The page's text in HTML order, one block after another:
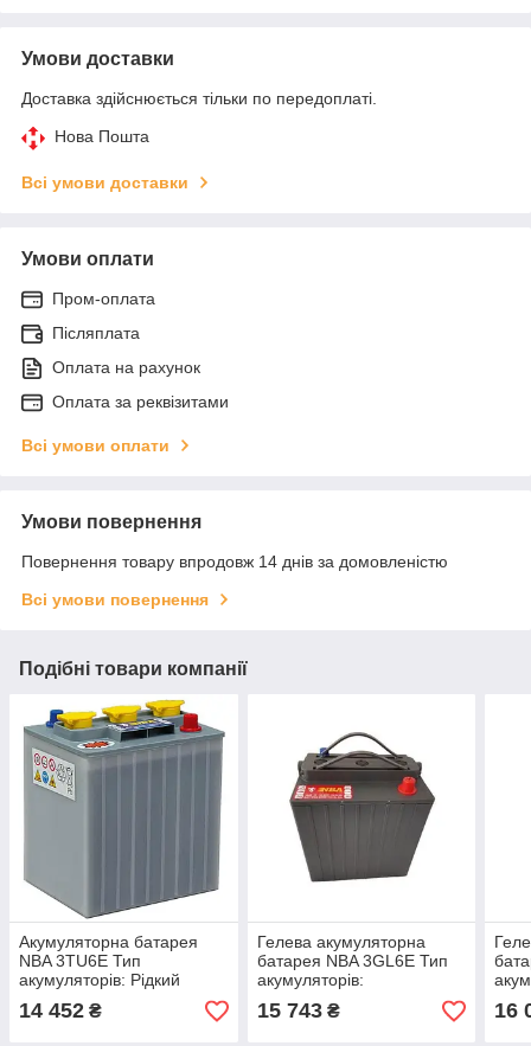
Умови доставки
Доставка здійснюється тільки по передоплаті.
Нова Пошта
Всі умови доставки
Умови оплати
Пром-оплата
Післяплата
Оплата на рахунок
Оплата за реквізитами
Всі умови оплати
Умови повернення
Повернення товару впродовж 14 днів за домовленістю
Всі умови повернення
Подібні товари компанії
Акумуляторна батарея
NBA 3TU6E Тип
акумуляторів: Рідкий
електроліт, Ємність С5,
А·год: 180, Ємність С20,
14 452 ₴
Гелева акумуляторна
батарея NBA 3GL6E Тип
акумуляторів:
Гелеподібний електроліт
(GEL), Ємність С5, А·год:
15 743₴ 16